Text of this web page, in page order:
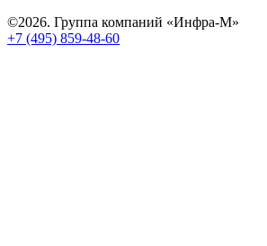
©2026. Группа компаний «Инфра-М»
+7 (495) 859-48-60